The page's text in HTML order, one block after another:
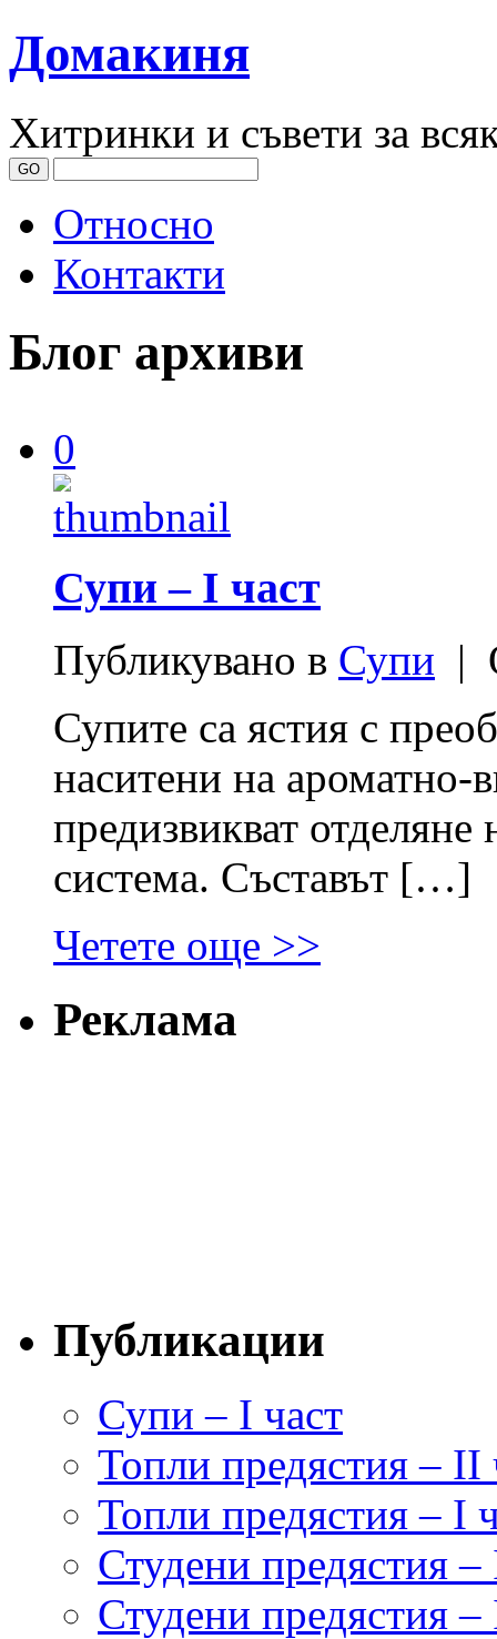
Домакиня
Хитринки и съвети за
Относно
Контакти
Блог архиви
0
Супи – I част
Публикувано в Супи |
Супите са ястия с
наситени на ароматно-
предизвикват отделяне
система. Съставът […]
Четете още >>
Реклама
Публикации
Супи – I част
Топли предястия – II
Топли предястия – I
Студени предястия –
Студени предястия –